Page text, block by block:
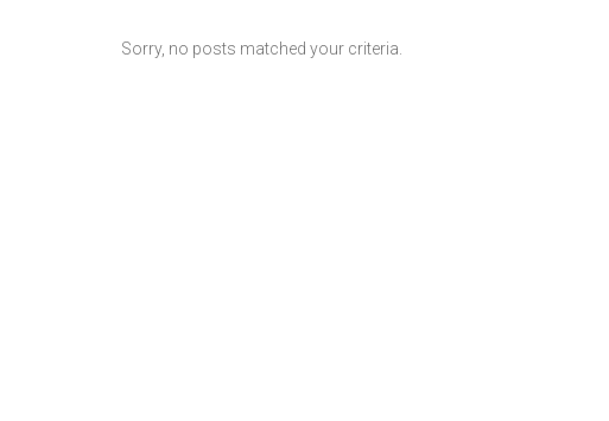
Sorry, no posts matched your criteria.